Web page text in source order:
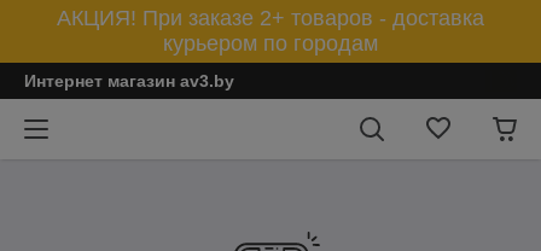
АКЦИЯ! При заказе 2+ товаров - доставка
курьером по городам
Интернет магазин av3.by